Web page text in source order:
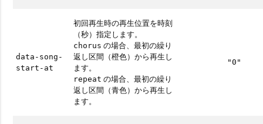
data-song-
start-at
初回再生時の再生位置を時刻
（秒）指定します。
chorus の場合、最初の繰り
返し区間（橙色）から再生し
ます。
repeat の場合、最初の繰り
返し区間（青色）から再生し
ます。
"0"